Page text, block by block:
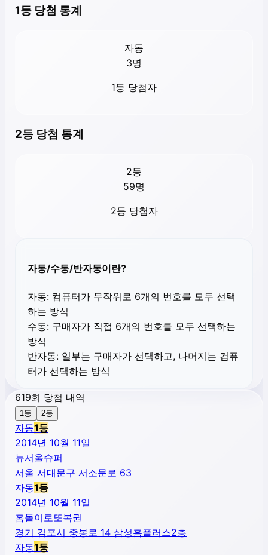
1등 당첨 통계
자동
3명
1등 당첨자
2등 당첨 통계
2등
59명
2등 당첨자
자동/수동/반자동이란?
자동: 컴퓨터가 무작위로 6개의 번호를 모두 선택
하는 방식
수동: 구매자가 직접 6개의 번호를 모두 선택하는
방식
반자동: 일부는 구매자가 선택하고, 나머지는 컴퓨
터가 선택하는 방식
619회 당첨 내역
1등 2등
자동1등
2014년 10월 11일
뉴서울슈퍼
서울 서대문구 서소문로 63
자동1등
2014년 10월 11일
홈돌이로또복권
경기 김포시 중봉로 14 삼성홈플러스2층
자동1등